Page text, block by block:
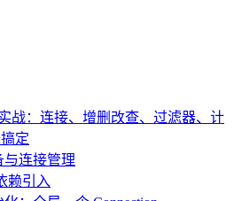
实战：连接、增删改查、过滤器、计
定
与连接管理
赖引入